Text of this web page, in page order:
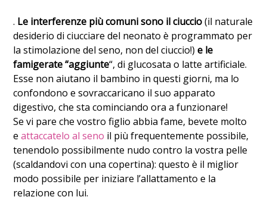
. Le interferenze più comuni sono il ciuccio(il naturale
desiderio di ciucciare del neonato è programmato per
la stimolazione del seno, non del ciuccio!)e le
famigerate “aggiunte“, di glucosata o latte artificiale.
Esse non aiutano il bambino in questi giorni, ma lo
confondono e sovraccaricano il suo apparato
digestivo, che sta cominciando ora a funzionare!
Se vi pare che vostro figlio abbia fame, bevete molto
eattaccatelo al seno il più frequentemente possibile,
tenendolo possibilmente nudo contro la vostra pelle
(scaldandovi con una copertina): questo è il miglior
modo possibile per iniziare l’allattamento e la
relazione con lui.